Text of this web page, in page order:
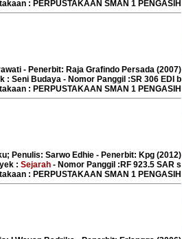
: PERPUSTAKAAN SMAN 1 PENGASIH
- Penerbit: Raja Grafindo Persada (2007)
: Seni Budaya - Nomor Panggil :SR 306 EDI b
: PERPUSTAKAAN SMAN 1 PENGASIH
Penulis: Sarwo Edhie - Penerbit: Kpg (2012)
: Sejarah - Nomor Panggil :RF 923.5 SAR s
: PERPUSTAKAAN SMAN 1 PENGASIH